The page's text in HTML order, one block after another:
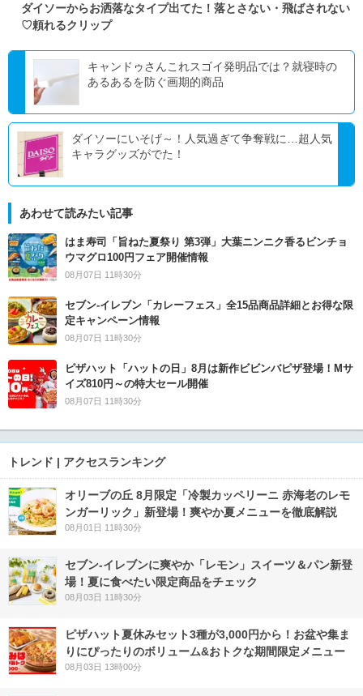
ダイソーからお洒落なタイプ出てた！落とさない・飛ばされない
♡頼れるクリップ
キャンドゥさんこれスゴイ発明品では？就寝時の
あるあるを防ぐ画期的商品
ダイソーにいそげ～！人気過ぎて争奪戦に…超人気
キャラグッズがでた！
あわせて読みたい記事
はま寿司「旨ねた夏祭り 第3弾」大葉ニンニク香るビンチョ
ウマグロ100円フェア開催情報
08月07日 11時30分
セブン‐イレブン「カレーフェス」全15品商品詳細とお得な限
定キャンペーン情報
08月07日 11時30分
ピザハット「ハットの日」8月は新作ビビンバピザ登場！Mサ
イズ810円～の特大セール開催
08月07日 11時30分
トレンド | アクセスランキング
オリーブの丘 8月限定「冷製カッペリーニ 赤海老のレモ
ンガーリック」新登場！爽やか夏メニューを徹底解説
08月01日 11時30分
セブン‐イレブンに爽やか「レモン」スイーツ＆パン新登
場！夏に食べたい限定商品をチェック
08月03日 11時30分
ピザハット夏休みセット3種が3,000円から！お盆や集ま
りにぴったりのボリューム&おトクな期間限定メニュー
08月03日 13時00分